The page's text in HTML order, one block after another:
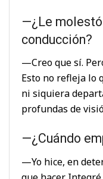
—¿Le
conducción?
—Creo que sí.
Esto no refleja lo
ni siquiera
profundas de
—¿Cuándo
—Yo hice, en